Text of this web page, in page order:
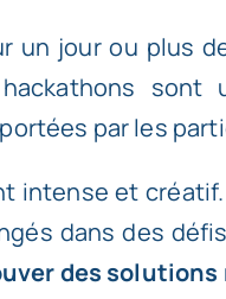
un jour ou plus
par les
intense et
dans des
des